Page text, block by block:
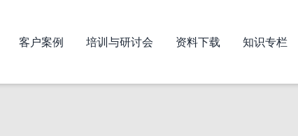
客户案例 培训与研讨会 资料下载 知识专栏